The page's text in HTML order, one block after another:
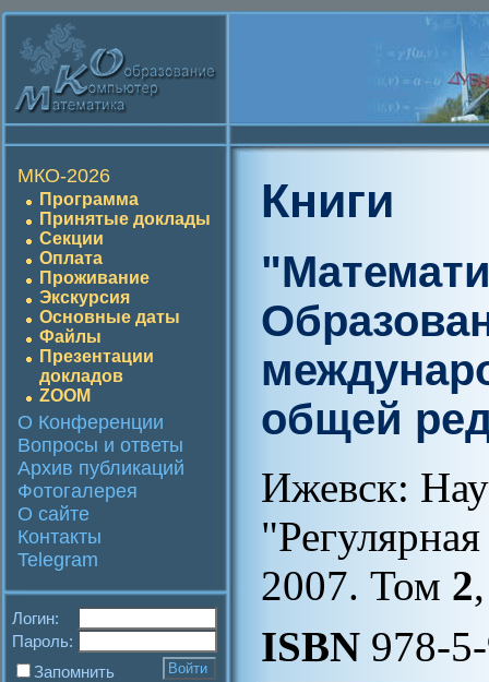
МКО-2026
Программа
Принятые доклады
Секции
Оплата
Проживание
Экскурсия
Основные даты
Файлы
Презентации
докладов
ZOOM
О Конференции
Вопросы и ответы
Архив публикаций
Фотогалерея
О сайте
Контакты
Telegram
Логин:
Пароль:
Запомнить
Книги
общей
Ижевск:
2007. Том 2
ISBN 978-